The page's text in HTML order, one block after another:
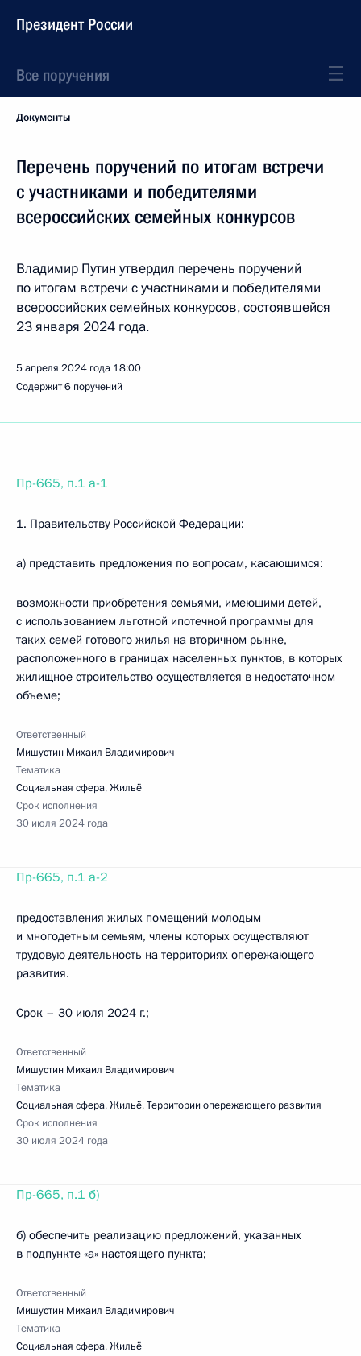
Президент России
Все поручения
Документы
Перечень поручений по итогам встречи
с участниками и победителями
всероссийских семейных конкурсов
Владимир Путин утвердил перечень поручений
по итогам встречи с участниками и победителями
всероссийских семейных конкурсов,состоявшейся
23 января 2024 года.
5 апреля 2024 года 18:00
Содержит 6 поручений
Пр-665, п.1 а-1
1. Правительству Российской Федерации:
а) представить предложения по вопросам, касающимся:
возможности приобретения семьями, имеющими детей,
с использованием льготной ипотечной программы для
таких семей готового жилья на вторичном рынке,
расположенного в границах населенных пунктов, в которых
жилищное строительство осуществляется в недостаточном
объеме;
Ответственный
Мишустин Михаил Владимирович
Тематика
Социальная сфера,Жильё
Срок исполнения
30 июля 2024 года
Пр-665, п.1 а-2
предоставления жилых помещений молодым
и многодетным семьям, члены которых осуществляют
трудовую деятельность на территориях опережающего
развития.
Срок – 30 июля 2024 г.;
Ответственный
Мишустин Михаил Владимирович
Тематика
Социальная сфера,Жильё,Территории опережающего развития
Срок исполнения
30 июля 2024 года
Пр-665, п.1 б)
б) обеспечить реализацию предложений, указанных
в подпункте «а» настоящего пункта;
Ответственный
Мишустин Михаил Владимирович
Тематика
Социальная сфера,Жильё